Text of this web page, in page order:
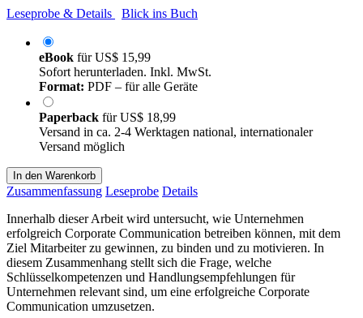
Leseprobe & Details
Blick ins Buch
eBook fürUS$ 15,99
Sofort herunterladen. Inkl. MwSt.
Format: PDF – für alle Geräte
Paperback fürUS$ 18,99
Versand in ca. 2-4 Werktagen national, internationaler
Versand möglich
In den Warenkorb
Zusammenfassung Leseprobe Details
Innerhalb dieser Arbeit wird untersucht, wie Unternehmen
erfolgreich Corporate Communication betreiben können, mit dem
Ziel Mitarbeiter zu gewinnen, zu binden und zu motivieren. In
diesem Zusammenhang stellt sich die Frage, welche
Schlüsselkompetenzen und Handlungsempfehlungen für
Unternehmen relevant sind, um eine erfolgreiche Corporate
Communication umzusetzen.